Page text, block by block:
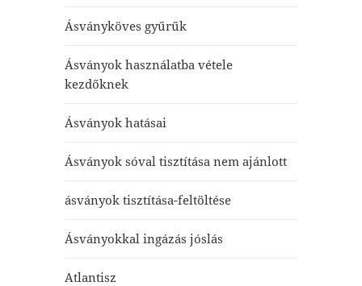
Ásványköves gyűrűk
Ásványok használatba vétele
kezdőknek
Ásványok hatásai
Ásványok sóval tisztítása nem ajánlott
ásványok tisztítása-feltöltése
Ásványokkal ingázás jóslás
Atlantisz